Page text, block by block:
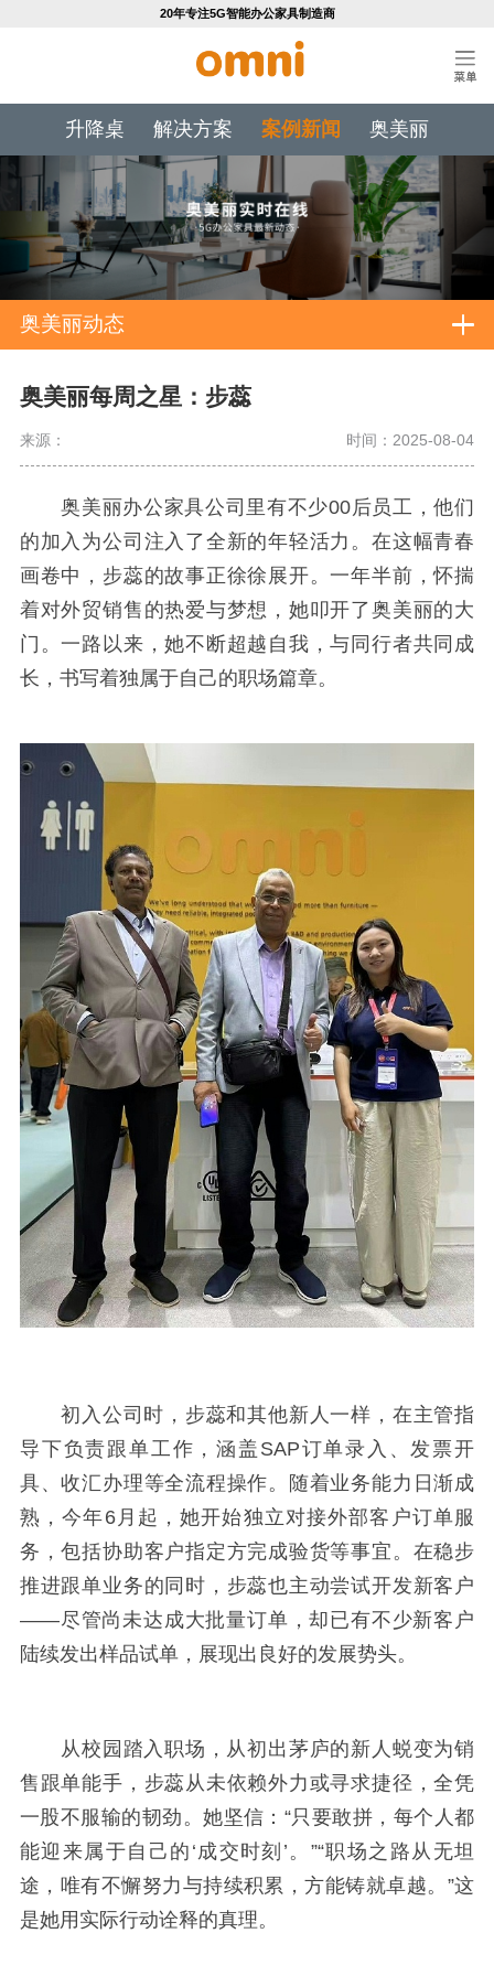
20年专注5G智能办公家具制造商
升降桌 解决方案 案例新闻 奥美丽
奥美丽动态
奥美丽每周之星：步蕊
来源： 时间：2025-08-04
奥美丽办公家具公司里有不少00后员工，他们
的加入为公司注入了全新的年轻活力。在这幅青春
画卷中，步蕊的故事正徐徐展开。一年半前，怀揣
着对外贸销售的热爱与梦想，她叩开了奥美丽的大
门。一路以来，她不断超越自我，与同行者共同成
长，书写着独属于自己的职场篇章。
初入公司时，步蕊和其他新人一样，在主管指
导下负责跟单工作，涵盖 SAP订单录入、发票开
具、收汇办理等全流程操作。随着业务能力日渐成
熟，今年6月起，她开始独立对接外部客户订单服
务，包括协助客户指定方完成验货等事宜。在稳步
推进跟单业务的同时，步蕊也主动尝试开发新客户
——尽管尚未达成大批量订单，却已有不少新客户
陆续发出样品试单，展现出良好的发展势头。
从校园踏入职场，从初出茅庐的新人蜕变为销
售跟单能手，步蕊从未依赖外力或寻求捷径，全凭
一股不服输的韧劲。她坚信： “只要敢拼，每个人都
能迎来属于自己的‘成交时刻’。”“职场之路从无坦
途，唯有不懈努力与持续积累，方能铸就卓越。”这
是她用实际行动诠释的真理。